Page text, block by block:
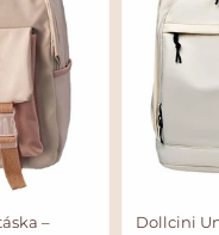
–
Dollcini